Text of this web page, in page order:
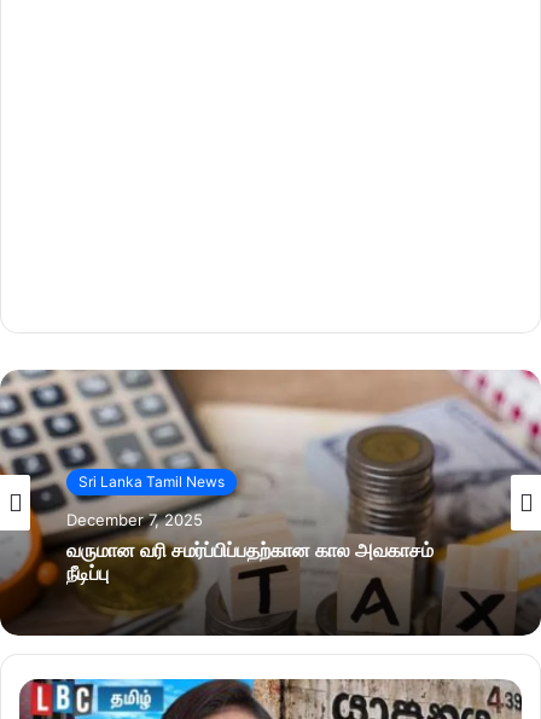
Sri Lanka Tamil News
December 7, 2025
வருமான வரி சமர்ப்பிப்பதற்கான கால அவகாசம்
நீடிப்பு